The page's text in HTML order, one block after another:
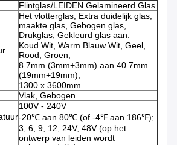
Flintglas/LEIDEN Gelamineerd Glas
Het vlotterglas, Extra duidelijk glas,
maakte glas, Gebogen glas,
Drukglas, Gekleurd glas aan.
Koud Wit, Warm Blauw Wit, Geel,
Rood, Groen,
8.7mm (3mm+3mm) aan 40.7mm
(19mm+19mm);
1300 x 3600mm
Vlak, Gebogen
100V - 240V
-20℃ aan 80℃ (of -4℉ aan 186℉);
3, 6, 9, 12, 24V, 48V (op het
ontwerp van leiden wordt